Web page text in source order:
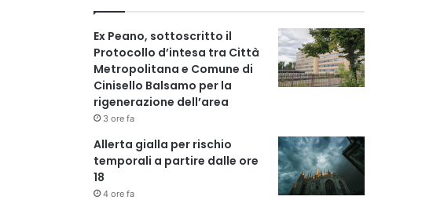
Ex Peano, sottoscritto il
Protocollo d’intesa tra Città
Metropolitana e Comune di
Cinisello Balsamo per la
rigenerazione dell’area
3 ore fa
Allerta gialla per rischio
temporali a partire dalle ore
18
4 ore fa